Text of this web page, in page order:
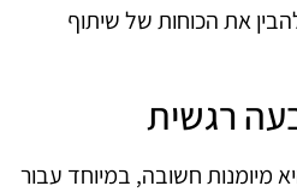
את הכוחות של שיתוף
רגשית
מיומנות חשובה, במיוחד עבור